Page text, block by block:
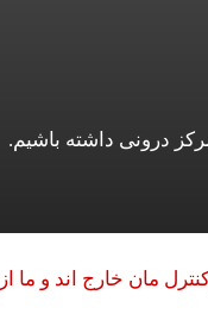
درونی داشته باشیم.
مان خارج اند و ما